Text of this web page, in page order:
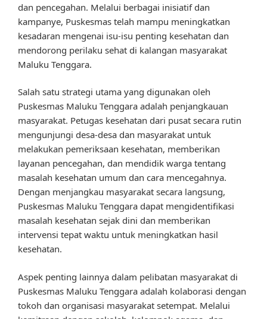
dan pencegahan. Melalui berbagai inisiatif dan
kampanye, Puskesmas telah mampu meningkatkan
kesadaran mengenai isu-isu penting kesehatan dan
mendorong perilaku sehat di kalangan masyarakat
Maluku Tenggara.
Salah satu strategi utama yang digunakan oleh
Puskesmas Maluku Tenggara adalah penjangkauan
masyarakat. Petugas kesehatan dari pusat secara rutin
mengunjungi desa-desa dan masyarakat untuk
melakukan pemeriksaan kesehatan, memberikan
layanan pencegahan, dan mendidik warga tentang
masalah kesehatan umum dan cara mencegahnya.
Dengan menjangkau masyarakat secara langsung,
Puskesmas Maluku Tenggara dapat mengidentifikasi
masalah kesehatan sejak dini dan memberikan
intervensi tepat waktu untuk meningkatkan hasil
kesehatan.
Aspek penting lainnya dalam pelibatan masyarakat di
Puskesmas Maluku Tenggara adalah kolaborasi dengan
tokoh dan organisasi masyarakat setempat. Melalui